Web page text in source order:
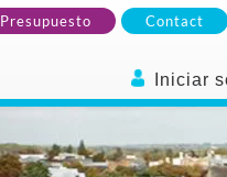
Presupuesto Contact
Iniciar